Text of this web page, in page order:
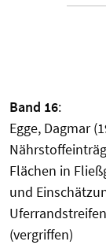
Band 16:
Egge, Dagmar
Flächen in
und
(vergriffen)